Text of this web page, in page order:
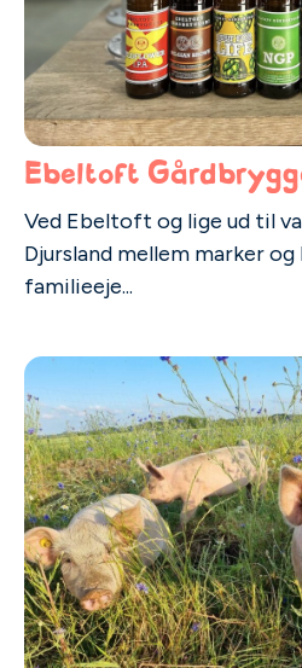
Ebeltoft
Ved Ebeltoft og lige ud til
Djursland mellem marker
familieeje...